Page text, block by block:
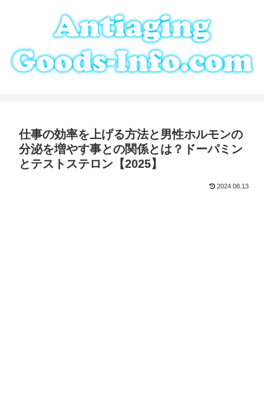
仕事の効率を上げる方法と男性ホルモンの
分泌を増やす事との関係とは？ドーパミン
とテストステロン【2025】
2024.08.13